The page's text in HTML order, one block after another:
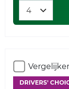
DRIVERS'